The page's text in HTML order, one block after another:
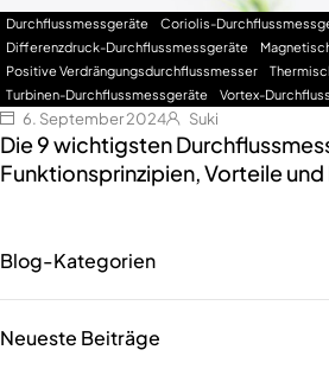
Durchflussmessgeräte
Coriolis-
Differenzdruck-Durchflussmessgeräte
Positive Verdrängungsdurchflussmesser
Turbinen-Durchflussmessgeräte
Vortex-
6. September 2024 Suki
Die 9 wichtigsten
Funktionsprinzipien, Vorteile
Blog-Kategorien
Neueste Beiträge